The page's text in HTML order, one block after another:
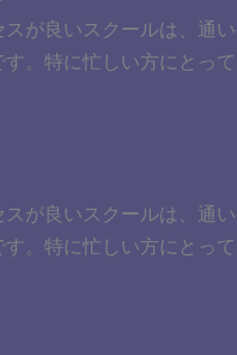
が良いスクールは、通
。特に忙しい方にとっ
が良いスクールは、通
。特に忙しい方にとっ